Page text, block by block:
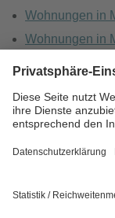
Wohnungen in
Wohnungen in
HOME